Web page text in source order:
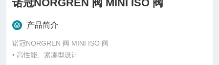
诺冠NORGREN 阀 MINI ISO 阀
产品简介
诺冠NORGREN 阀 MINI ISO 阀
• 高性能、紧凑型设计